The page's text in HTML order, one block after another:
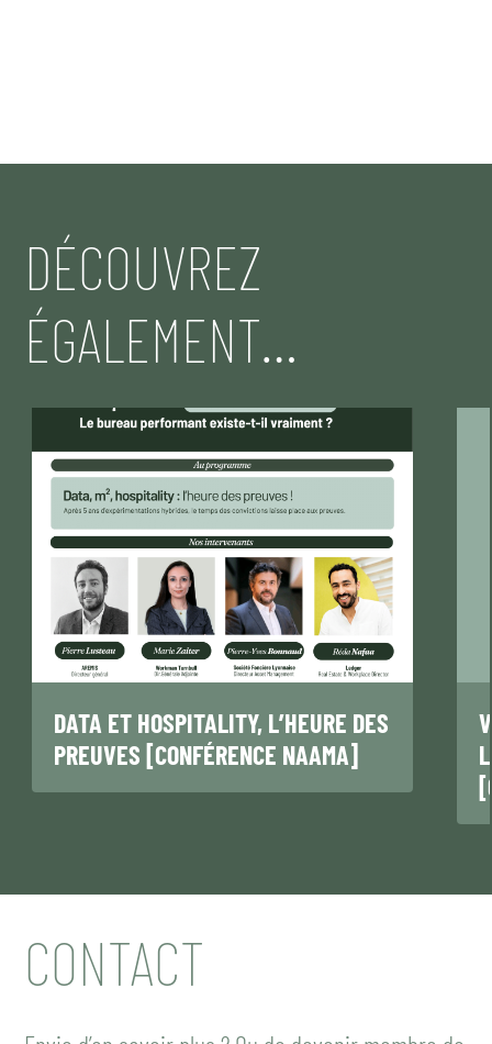
DÉCOUVREZ
ÉGALEMENT…
DATA ET HOSPITALITY, L’HEURE DES
PREUVES [CONFÉRENCE NAAMA]
CONTACT